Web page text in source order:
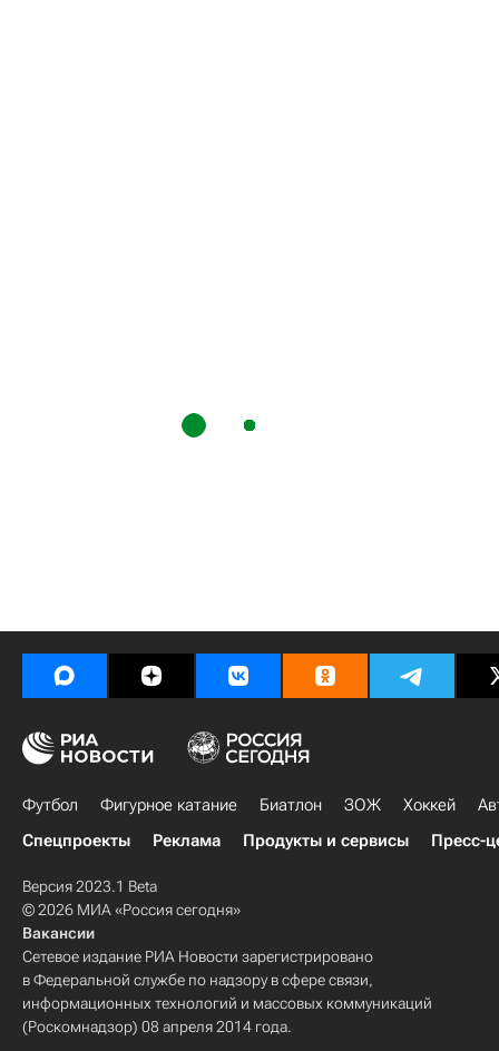
Футбол Фигурное катание Биатлон ЗОЖ Хоккей
Спецпроекты
Реклама Продукты и сервисы Пресс-
Версия 2023.1 Beta
© 2026 МИА «Россия сегодня»
Вакансии
Сетевое издание РИА Новости зарегистрировано
в Федеральной службе по надзору в сфере связи,
информационных технологий и массовых коммуникаций
(Роскомнадзор) 08 апреля 2014 года.